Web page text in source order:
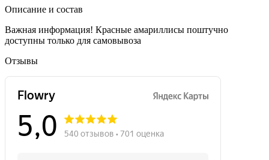
Описание и состав
Важная информация! Красные амариллисы поштучно
доступны только для самовывоза
Отзывы